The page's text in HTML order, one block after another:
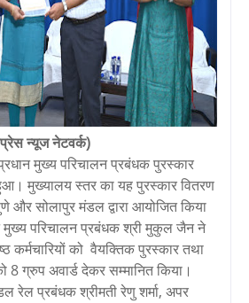
न्यूज नेटवर्क)
मुख्य परिचालन प्रबंधक पुरस्कार
मुख्यालय स्तर का यह पुरस्कार वितरण
और सोलापुर मंडल द्वारा आयोजित किया
मुख्य परिचालन प्रबंधक श्री मुकुल जैन ने
कर्मचारियों को वैयक्तिक पुरस्कार तथा
8 ग्रुप अवार्ड देकर सम्मानित किया।
रेल प्रबंधक श्रीमती रेणु शर्मा, अपर